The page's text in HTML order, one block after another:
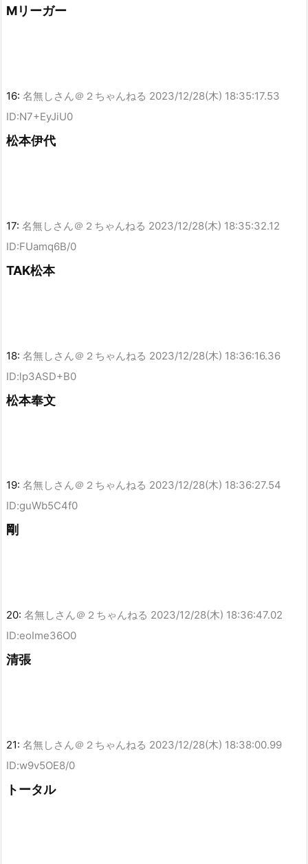
Mリーガー
16: 名無しさん＠２ちゃんねる 2023/12/28(木) 18:35:17.53
ID:N7+EyJiU0
松本伊代
17: 名無しさん＠２ちゃんねる 2023/12/28(木) 18:35:32.12
ID:FUamq6B/0
TAK松本
18: 名無しさん＠２ちゃんねる 2023/12/28(木) 18:36:16.36
ID:lp3ASD+B0
松本奉文
19: 名無しさん＠２ちゃんねる 2023/12/28(木) 18:36:27.54
ID:guWb5C4f0
剛
20: 名無しさん＠２ちゃんねる 2023/12/28(木) 18:36:47.02
ID:eoIme36O0
清張
21: 名無しさん＠２ちゃんねる 2023/12/28(木) 18:38:00.99
ID:w9v5OE8/0
トータル